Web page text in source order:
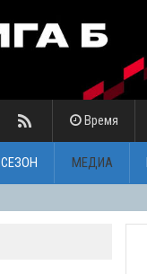
Время
СЕЗОН МЕДИА